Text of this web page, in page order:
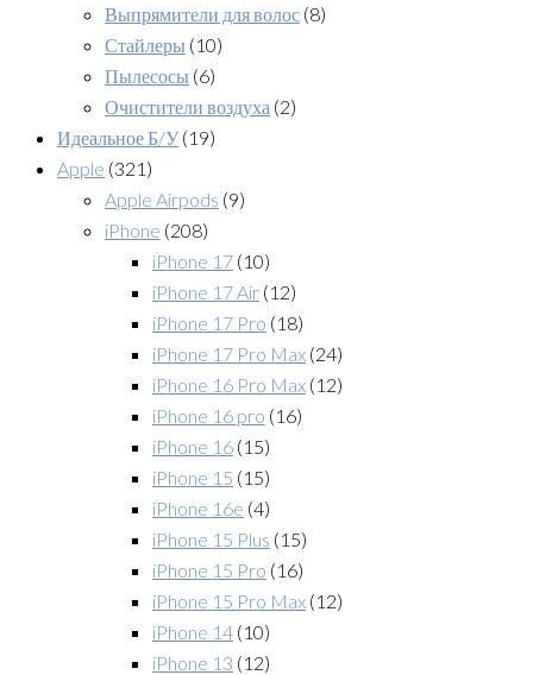
Выпрямители для волос (8)
Стайлеры (10)
Пылесосы (6)
Очистители воздуха (2)
Идеальное Б/У (19)
Apple (321)
Apple Airpods (9)
iPhone (208)
iPhone 17 (10)
iPhone 17 Air (12)
iPhone 17 Pro (18)
iPhone 17 Pro Max (24)
iPhone 16 Pro Max (12)
iPhone 16 pro (16)
iPhone 16 (15)
iPhone 15 (15)
iPhone 16e (4)
iPhone 15 Plus (15)
iPhone 15 Pro (16)
iPhone 15 Pro Max (12)
iPhone 14 (10)
iPhone 13 (12)